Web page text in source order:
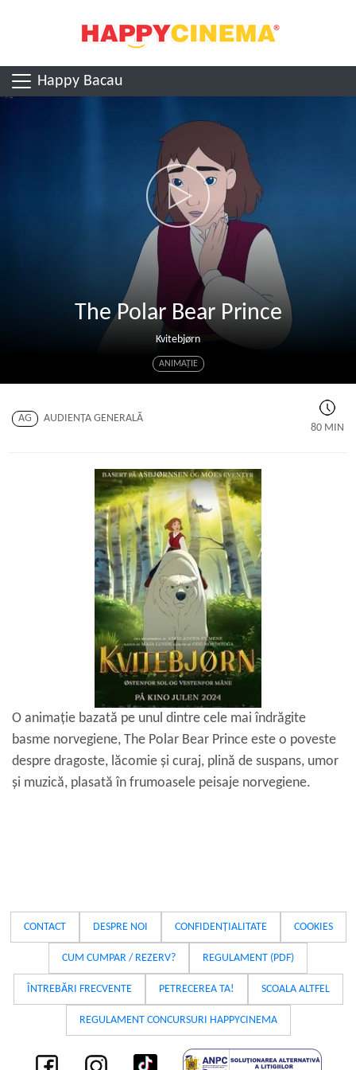
Happy Bacau
The Polar Bear Prince
Kvitebjørn
ANIMAŢIE
AG
AUDIENŢA GENERALĂ
80 MIN
O animație bazată pe unul dintre cele mai îndrăgite
basme norvegiene, The Polar Bear Prince este o poveste
despre dragoste, lăcomie și curaj, plină de suspans, umor
și muzică, plasată în frumoasele peisaje norvegiene.
CONTACT DESPRE NOI CONFIDENȚIALITATE COOKIES
CUM CUMPAR / REZERV? REGULAMENT (PDF)
ÎNTREBĂRI FRECVENTE PETRECEREA TA! SCOALA ALTFEL
REGULAMENT CONCURSURI HAPPYCINEMA